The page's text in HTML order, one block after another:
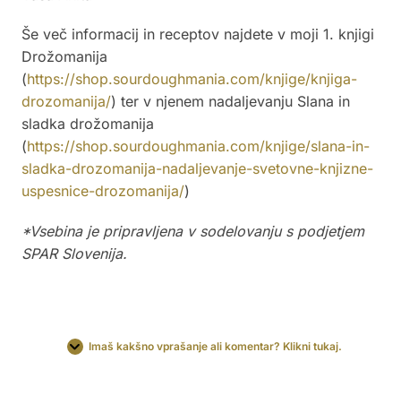
Še več informacij in receptov najdete v moji 1. knjigi
Drožomanija
(https://shop.sourdoughmania.com/knjige/knjiga-
drozomanija/) ter v njenem nadaljevanju Slana in
sladka drožomanija
(https://shop.sourdoughmania.com/knjige/slana-in-
sladka-drozomanija-nadaljevanje-svetovne-knjizne-
uspesnice-drozomanija/)
*Vsebina je pripravljena v sodelovanju s podjetjem
SPAR Slovenija.
Imaš kakšno vprašanje ali komentar? Klikni tukaj.